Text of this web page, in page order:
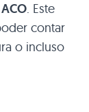
. Este
contar
o incluso